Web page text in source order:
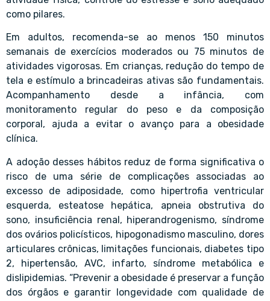
como pilares.
Em adultos, recomenda-se ao menos 150 minutos
semanais de exercícios moderados ou 75 minutos de
atividades vigorosas. Em crianças, redução do tempo de
tela e estímulo a brincadeiras ativas são fundamentais.
Acompanhamento desde a infância, com
monitoramento regular do peso e da composição
corporal, ajuda a evitar o avanço para a obesidade
clínica.
A adoção desses hábitos reduz de forma significativa o
risco de uma série de complicações associadas ao
excesso de adiposidade, como hipertrofia ventricular
esquerda, esteatose hepática, apneia obstrutiva do
sono, insuficiência renal, hiperandrogenismo, síndrome
dos ovários policísticos, hipogonadismo masculino, dores
articulares crônicas, limitações funcionais, diabetes tipo
2, hipertensão, AVC, infarto, síndrome metabólica e
dislipidemias. “Prevenir a obesidade é preservar a função
dos órgãos e garantir longevidade com qualidade de